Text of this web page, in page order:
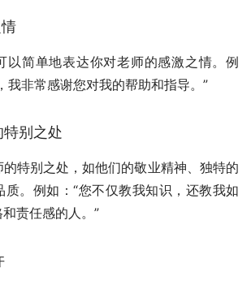
以简单地表达你对老师的感激之情。例
我非常感谢您对我的帮助和指导。”
别之处
特别之处，如他们的敬业精神、独特的
质。例如：“您不仅教我知识，还教我如
责任感的人。”